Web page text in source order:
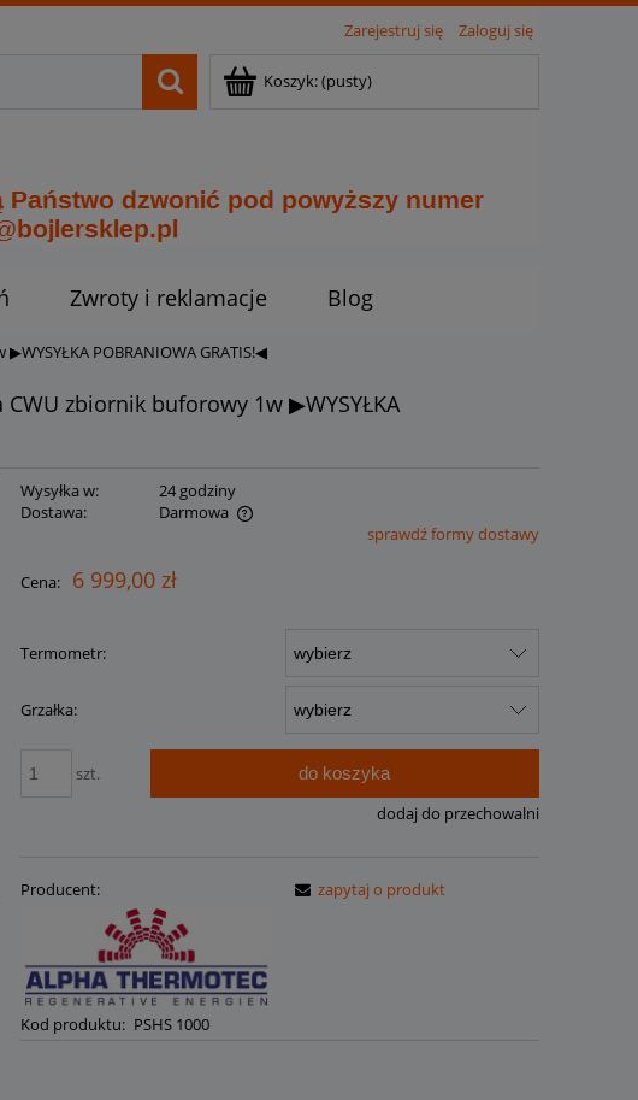
Zarejestruj się Zaloguj się
Koszyk:(pusty)
Zwroty i reklamacje Blog
POBRANIOWA GRATIS!◀
zbiornik buforowy 1w ▶WYSYŁKA
Wysyłka w:
24 godziny
Dostawa:
Darmowa
sprawdź formy dostawy
Cena: 6 999,00 zł
Termometr:
Grzałka:
szt. do koszyka
dodaj do przechowalni
Producent:
Kod produktu: PSHS 1000
zapytaj o produkt